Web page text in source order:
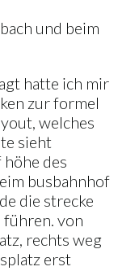
und beim
hatte ich mir
zur formel
welches
sieht
des
busbahnhof
die strecke
führen. von
rechts weg
erst